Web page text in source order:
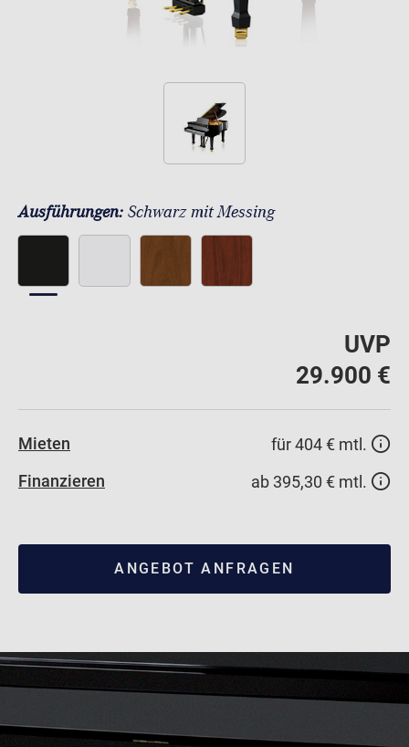
Ausführungen: Schwarz mit Messing
UVP
29.900 €
Mieten
für 404 € mtl.
Finanzieren
ab 395,30 € mtl.
ANGEBOT ANFRAGEN